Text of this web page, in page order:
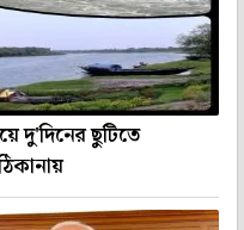
দু'দিনের ছুটিতে